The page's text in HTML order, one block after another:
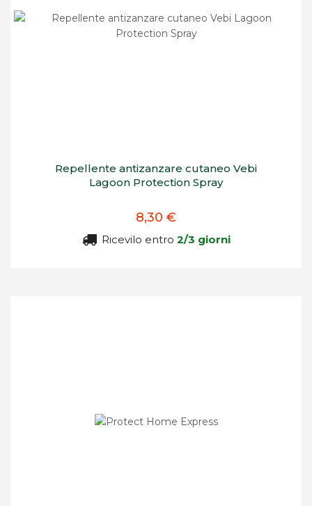
Repellente antizanzare cutaneo Vebi
Lagoon Protection Spray
8,30 €
Ricevilo entro 2/3 giorni